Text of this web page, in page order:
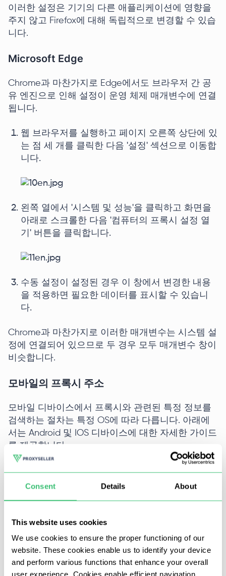
Consent Details About
This website uses cookies
We use cookies to ensure the proper functioning of our
website. These cookies enable us to identify your device
and perform various functions that enhance your overall
user experience. Cookies enable efficient navigation
이러한 설정은 기기의 다른 애플리케이션에 영향을
주지 않고 Firefox에 대해 독립적으로 변경할 수 있습
니다.
Microsoft Edge
Chrome과 마찬가지로 Edge에서도 브라우저 간 공
유 엔진으로 인해 설정이 운영 체제 매개변수에 연결
됩니다.
웹 브라우저를 실행하고 페이지 오른쪽 상단에 있
는 점 세 개를 클릭한 다음 '설정' 섹션으로 이동합
니다.
왼쪽 열에서 '시스템 및 성능'을 클릭하고 화면을
아래로 스크롤한 다음 '컴퓨터의 프록시 설정 열
기' 버튼을 클릭합니다.
수동 설정이 설정된 경우 이 창에서 변경한 내용
을 적용하면 필요한 데이터를 표시할 수 있습니
다.
Chrome과 마찬가지로 이러한 매개변수는 시스템 설
정에 연결되어 있으므로 두 경우 모두 매개변수 창이
비슷합니다.
모바일의 프록시 주소
모바일 디바이스에서 프록시와 관련된 특정 정보를
검색하는 절차는 특정 OS에 따라 다릅니다. 아래에
서는 Android 및 IOS 디바이스에 대한 자세한 가이드
를 제공합니다.
iOS
먼저 '설정' 아이콘을 탭합니다.